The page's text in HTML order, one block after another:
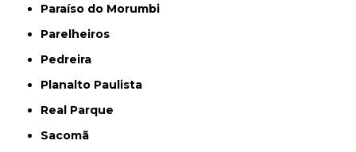
Paraíso do Morumbi
Parelheiros
Pedreira
Planalto Paulista
Real Parque
Sacomã